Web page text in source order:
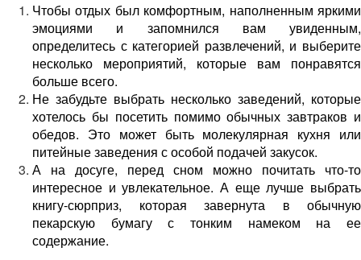
Чтобы отдых был комфортным, наполненным яркими
эмоциями и запомнился вам увиденным,
определитесь с категорией развлечений, и выберите
несколько мероприятий, которые вам понравятся
больше всего.
Не забудьте выбрать несколько заведений, которые
хотелось бы посетить помимо обычных завтраков и
обедов. Это может быть молекулярная кухня или
питейные заведения с особой подачей закусок.
А на досуге, перед сном можно почитать что-то
интересное и увлекательное. А еще лучше выбрать
книгу-сюрприз, которая завернута в обычную
пекарскую бумагу с тонким намеком на ее
содержание.